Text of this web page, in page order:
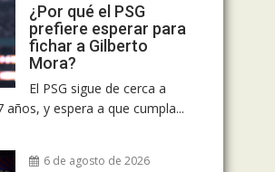
¿Por qué el PSG
prefiere esperar para
fichar a Gilberto
Mora?
El PSG sigue de cerca a
y espera a que cumpla...
6 de agosto de 2026